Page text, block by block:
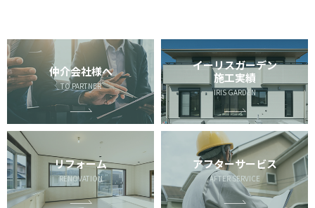
仲介会社様へ
TO PARTNER
イーリスガーデン
施工実績
IRIS GARDEN
リフォーム
RENOVATION
アフターサービス
AFTER SERVICE